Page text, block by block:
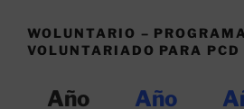
WOLUNTARIO –
VOLUNTARIADO PARA PCD
Año
Año